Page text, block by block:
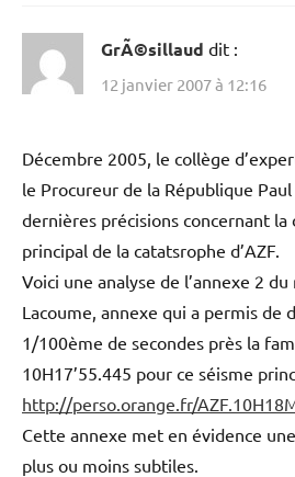
GrÃ©sillaud dit :
12 janvier 2007 à 12:16
Décembre 2005, le collège
le Procureur de la République
dernières précisions concernant la
principal de la catatsrophe d’AZF.
Voici une analyse de l’annexe 2
Lacoume, annexe qui a permis de
1/100ème de secondes près la
10H17’55.445 pour ce séisme
http://perso.orange.fr/
Cette annexe met en évidence
plus ou moins subtiles.